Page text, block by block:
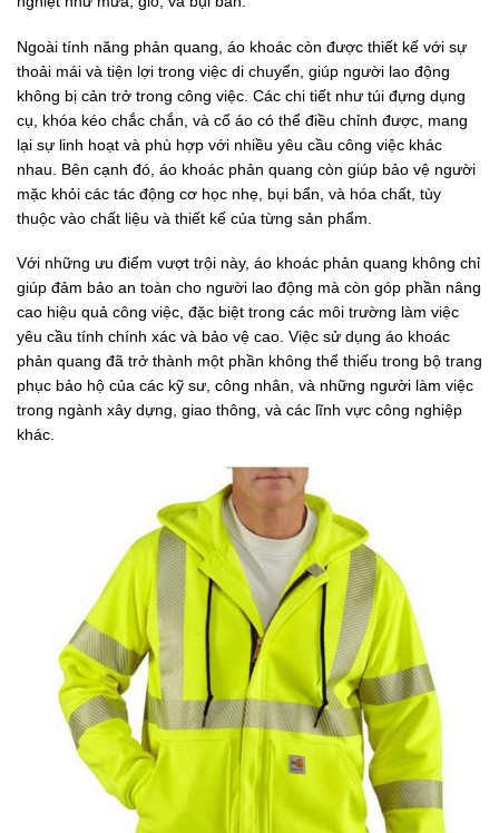
Ngoài tính năng phản quang, áo khoác còn được thiết kế với sự
thoải mái và tiện lợi trong việc di chuyển, giúp người lao động
không bị cản trở trong công việc. Các chi tiết như túi đựng dụng
cụ, khóa kéo chắc chắn, và cổ áo có thể điều chỉnh được, mang
lại sự linh hoạt và phù hợp với nhiều yêu cầu công việc khác
nhau. Bên cạnh đó, áo khoác phản quang còn giúp bảo vệ người
mặc khỏi các tác động cơ học nhẹ, bụi bẩn, và hóa chất, tùy
thuộc vào chất liệu và thiết kế của từng sản phẩm.
Với những ưu điểm vượt trội này, áo khoác phản quang không chỉ
giúp đảm bảo an toàn cho người lao động mà còn góp phần nâng
cao hiệu quả công việc, đặc biệt trong các môi trường làm việc
yêu cầu tính chính xác và bảo vệ cao. Việc sử dụng áo khoác
phản quang đã trở thành một phần không thể thiếu trong bộ trang
phục bảo hộ của các kỹ sư, công nhân, và những người làm việc
trong ngành xây dựng, giao thông, và các lĩnh vực công nghiệp
khác.